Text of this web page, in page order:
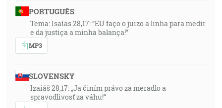
PORTUGUÊS
Tema: Isaías 28,17: “EU faço o juizo a linha para medir
e da justiça a minha balança!”
MP3
SLOVENSKY
Izaiáš 28,17: „Ja činím právo za meradlo a
spravodlivosť za váhu!“